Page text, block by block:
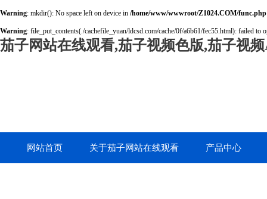
Warning: mkdir(): No space left on device in /home/www/wwwroot/Z1024.COM/func.php
Warning: file_put_contents(./cachefile_yuan/ldcsd.com/cache/0f/a6b61/fec55.html): failed
茄子网站在线观看,茄子视频色版,茄子视
网站首页 关于茄子网站在线观看 产品中心